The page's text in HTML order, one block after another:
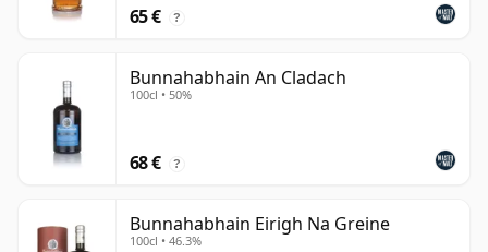
65 € ?
Bunnahabhain An Cladach
100cl • 50%
68 € ?
Bunnahabhain Eirigh Na Greine
100cl • 46.3%